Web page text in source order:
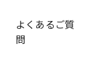
よくあるご質
問